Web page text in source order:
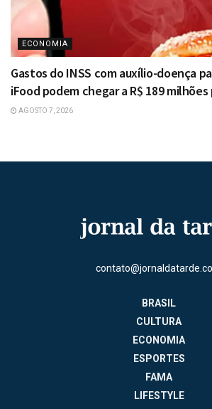
ECONOMIA
Gastos do INSS com auxílio-doença
iFood podem chegar a R$ 189 milhões
AGOSTO 7, 2026
BRASIL
CULTURA
ECONOMIA
ESPORTES
FAMA
LIFESTYLE